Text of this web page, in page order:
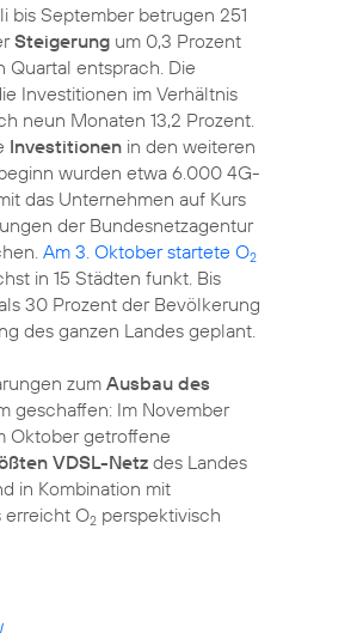
bis September betrugen 251
Steigerungum 0,3 Prozent
entsprach. Die
Investitionen im Verhältnis
neun Monaten 13,2 Prozent.
Investitionenin den weiteren
wurden etwa 6.000 4G-
das Unternehmen auf Kurs
der Bundesnetzagentur
Am 3. Oktober startete O2
in 15 Städten funkt. Bis
30 Prozent der Bevölkerung
des ganzen Landes geplant.
zum Ausbau des
geschaffen: Im November
Oktober getroffene
VDSL-Netz des Landes
in Kombination mit
erreicht O2 perspektivisch